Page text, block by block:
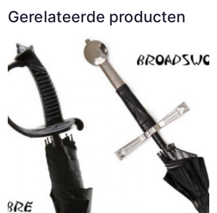
Gerelateerde producten